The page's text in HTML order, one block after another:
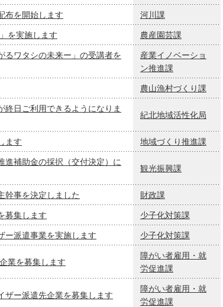
布を開始します 河川課
を実施します 農産園芸課
るワタシの未来ー」の受講者を
産業イノベーショ
ン推進課
農山漁村づくり課
終日ご利用できるようになりま
紀北地域活性化局
ます 地域づくり推進課
進補助金の採択（交付決定）に
観光振興課
幹事を決定しました 財政課
募集します 少子化対策課
派遣事業を実施します 少子化対策課
業を募集します
障がい者雇用・就
労促進課
ザー派遣先企業を募集します
障がい者雇用・就
労促進課